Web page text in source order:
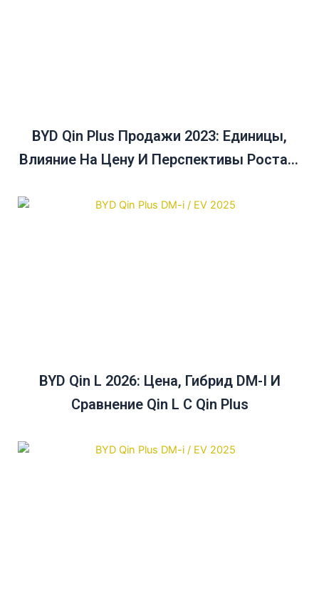
BYD Qin Plus Продажи 2023: Единицы,
Влияние На Цену И Перспективы Роста В
BYD Qin L 2026: Цена, Гибрид DM-I И
Сравнение Qin L С Qin Plus